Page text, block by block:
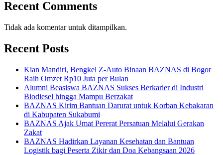
Recent Comments
Tidak ada komentar untuk ditampilkan.
Recent Posts
Kian Mandiri, Bengkel Z-Auto Binaan BAZNAS di Bogor
Raih Omzet Rp10 Juta per Bulan
Alumni Beasiswa BAZNAS Sukses Berkarier di Industri
Biodiesel hingga Mampu Berzakat
BAZNAS Kirim Bantuan Darurat untuk Korban Kebakaran
di Kabupaten Sukabumi
BAZNAS Ajak Umat Pererat Persatuan Melalui Gerakan
Zakat
BAZNAS Hadirkan Layanan Kesehatan dan Bantuan
Logistik bagi Peserta Zikir dan Doa Kebangsaan 2026